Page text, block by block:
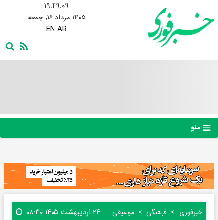
۱۹:۴۹:۱۰
۱۴۰۵ مرداد ۱۶, جمعه
EN AR
منو
خبرفوری فرهنگی موسیقی ۲۴ اردیبهشت ۱۴۰۵ ۰۸:۳۰